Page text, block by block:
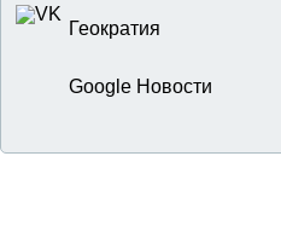
Геократия
Google Новости